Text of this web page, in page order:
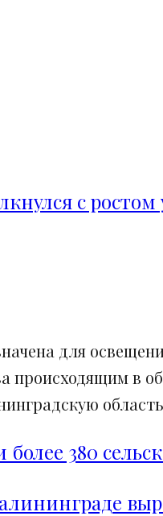
с
для
происходящим в
380